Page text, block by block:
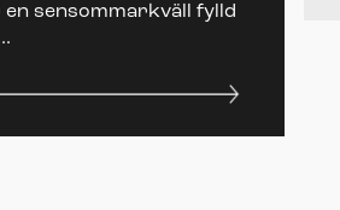
en sensommarkväll fylld